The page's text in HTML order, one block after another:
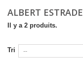
ALBERT ESTRADE
Il y a 2 produits.
Tri